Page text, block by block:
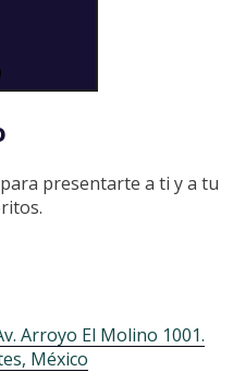
presentarte a ti y a tu
Arroyo El Molino 1001.
México